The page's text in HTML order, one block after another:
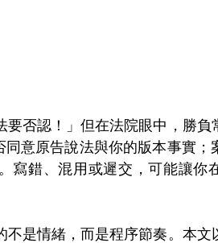
否認！」但在法院眼中，勝負
同意原告說法與你的版本事實；
寫錯、混用或遲交，可能讓你
是情緒，而是程序節奏。本文